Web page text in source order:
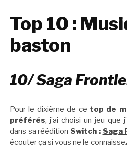
Top 10 :
baston
10/ Saga
Pour le dixième de ce top de
préférés, j’ai choisi un jeu que
dans sa réédition Switch : Saga
écouter ça si vous ne le